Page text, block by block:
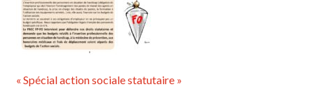
« Spécial action sociale statutaire »